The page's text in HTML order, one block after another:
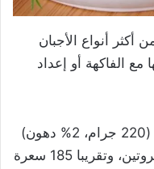
أكثر أنواع الأجبان
مع الفاكهة أو إعداد
كوب من جبن القريش قليل الدسم (220 جرام، 2% دهون)
يحتوي على حوالي 24 جرام من البروتين، وتقريبا 185 سعرة